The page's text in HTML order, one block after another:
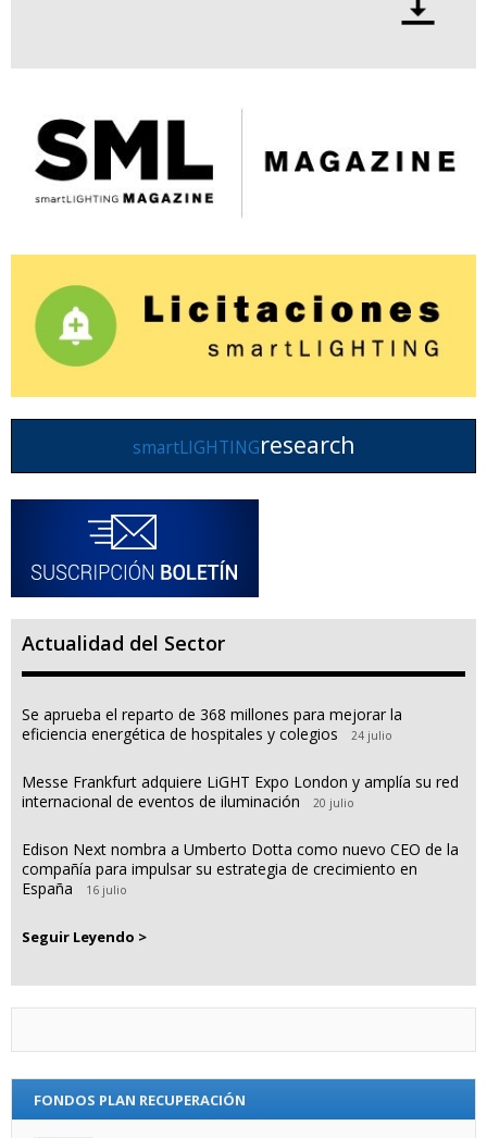
smartLIGHTINGresearch
Actualidad del Sector
Se aprueba el reparto de 368 millones para mejorar la
eficiencia energética de hospitales y colegios
24 julio
Messe Frankfurt adquiere LiGHT Expo London y amplía su red
internacional de eventos de iluminación
20 julio
Edison Next nombra a Umberto Dotta como nuevo CEO de la
compañía para impulsar su estrategia de crecimiento en
España
16 julio
Seguir Leyendo >
FONDOS PLAN RECUPERACIÓN